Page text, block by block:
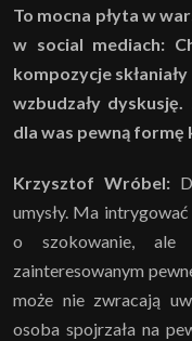
To mocna płyta w
w social mediach:
kompozycje
wzbudzały
dla was pewną formę
Krzysztof Wróbel:
umysły. Ma
o szokowanie,
zainteresowanym
może nie zwracają
osoba spojrzała na